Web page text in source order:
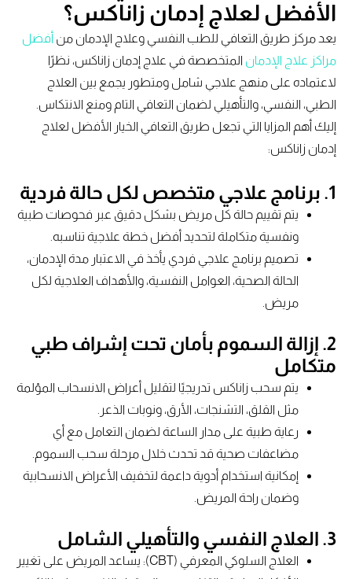
الأفضل لعلاج إدمان زاناكس؟
يعد مركز طريق التعافي للطب النفسي وعلاج الإدمان منأفضل
مراكز علاج الإدمانالمتخصصة في علاج إدمان زاناكس، نظرًا
لاعتماده على منهج علاجي شامل ومتطور يجمع بين العلاج
الطبي، النفسي، والتأهيلي لضمان التعافي التام ومنع الانتكاس.
إليك أهم المزايا التي تجعل طريق التعافي الخيار الأفضل لعلاج
إدمان زاناكس:
يتم تقييم حالة كل مريض بشكل دقيق عبر فحوصات طبية
ونفسية متكاملة لتحديد أفضل خطة علاجية تناسبه.
تصميم برنامج علاجي فردي يأخذ في الاعتبار مدة الإدمان،
الحالة الصحية، العوامل النفسية، والأهداف العلاجية لكل
مريض.
2. إزالة السموم بأمان تحت إشراف طبي
متكامل
يتم سحب زاناكس تدريجيًا لتقليل أعراض الانسحاب المؤلمة
مثل القلق، التشنجات، الأرق، ونوبات الذعر.
رعاية طبية على مدار الساعة لضمان التعامل مع أي
مضاعفات صحية قد تحدث خلال مرحلة سحب السموم.
إمكانية استخدام أدوية داعمة لتخفيف الأعراض الانسحابية
وضمان راحة المريض.
3. العلاج النفسي والتأهيلي الشامل
العلاج السلوكي المعرفي (CBT): يساعد المريض على تغيير